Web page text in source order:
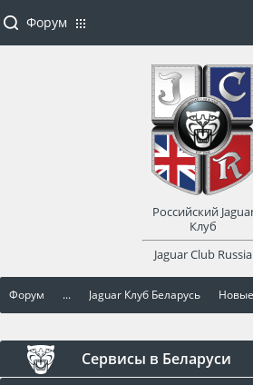
Форум ... Jaguar Клуб Беларусь
Сервисы в Беларуси
Форум
Российский
Клуб
Jaguar Club Russia